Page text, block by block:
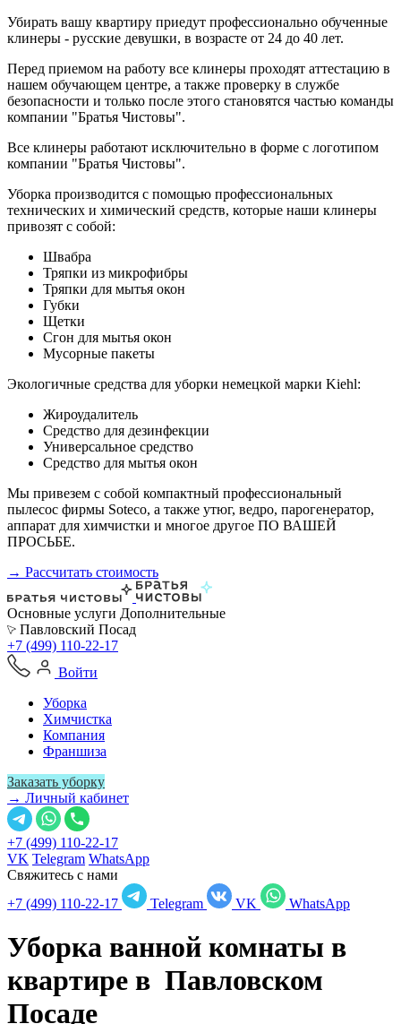
Убирать вашу квартиру приедут профессионально обученные
клинеры - русские девушки, в возрасте от 24 до 40 лет.
Перед приемом на работу все клинеры проходят аттестацию в
нашем обучающем центре, а также проверку в службе
безопасности и только после этого становятся частью команды
компании "Братья Чистовы".
Все клинеры работают исключительно в форме с логотипом
компании "Братья Чистовы".
Уборка производится с помощью профессиональных
технических и химический средств, которые наши клинеры
привозят с собой:
Швабра
Тряпки из микрофибры
Тряпки для мытья окон
Губки
Щетки
Сгон для мытья окон
Мусорные пакеты
Экологичные средства для уборки немецкой марки Kiehl:
Жироудалитель
Средство для дезинфекции
Универсальное средство
Средство для мытья окон
Мы привезем с собой компактный профессиональный
пылесос фирмы Soteco, а также утюг, ведро, парогенератор,
аппарат для химчистки и многое другое ПО ВАШЕЙ
ПРОСЬБЕ.
→ Рассчитать стоимость
Основные услуги Дополнительные
Павловский Посад
+7 (499) 110-22-17
Войти
Уборка
Химчистка
Компания
Франшиза
Заказать уборку
→ Личный кабинет
+7 (499) 110-22-17
VK Telegram WhatsApp
Свяжитесь с нами
+7 (499) 110-22-17
Telegram VK WhatsApp
Уборка ванной комнаты в
квартире в Павловском
Посаде